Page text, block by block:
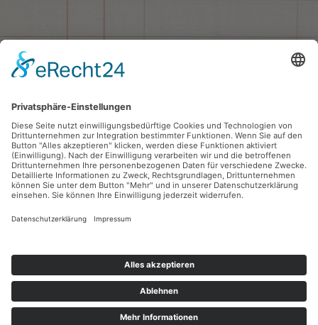
Ein Jugendtreff unter freiem Himmel für Mädels und Jungs ab 10:
Ein Zelt, das man innerhalb weniger Minuten auf- und abbauen
Matratzen, Fußbälle, Tischtennisschläger, Slackline, Musikbox,
Laptop, Beamer und noch vieles mehr ausspuckt.
Freitags ist der Jugendtreff von 16:30 – 19:30 Uhr an der Garage in
der Alleenstraße.
Möchten neue Jugendliche dazukommen und wissen nicht, wie sie
zum Treff finden? Einfach anrufen oder eine WhatsApp schreiben an
Jugendtreff Zell“
Wo der Jugendtreff hinkommt, da entscheiden Jugendliche selbst,
was sie mit ihrer Freizeit anfangen wollen. Von „einfach nur
rumhängen“ über aufwendige Trickfilmprojekte bis zur